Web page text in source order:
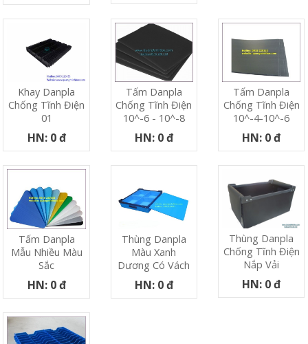
Khay Danpla
Chống Tĩnh Điện
01
HN: 0 đ
Tấm Danpla
Chống Tĩnh Điện
10^-6 - 10^-8
HN: 0 đ
Tấm Danpla
Chống Tĩnh Điện
10^-4-10^-6
HN: 0 đ
Tấm Danpla
Mẫu Nhiều Màu
Sắc
HN: 0 đ
Thùng Danpla
Màu Xanh
Dương Có Vách
HN: 0 đ
Thùng Danpla
Chống Tĩnh Điện
Nắp Vải
HN: 0 đ